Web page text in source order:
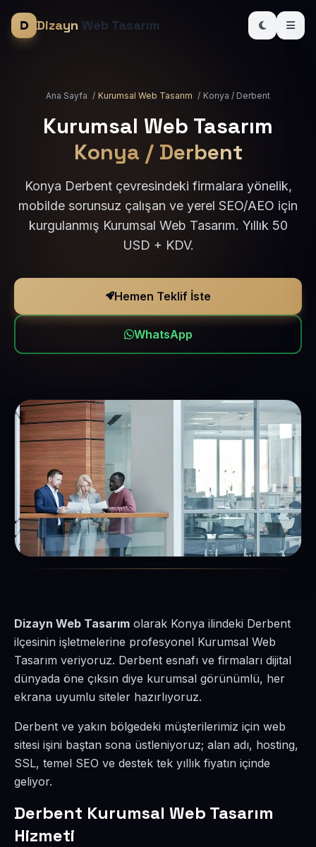
Dizayn Web Tasarım
Ana Sayfa / Kurumsal Web Tasarım / Konya / Derbent
Kurumsal Web Tasarım
Konya / Derbent
Konya Derbent çevresindeki firmalara yönelik,
mobilde sorunsuz çalışan ve yerel SEO/AEO için
kurgulanmış Kurumsal Web Tasarım. Yıllık 50
USD + KDV.
Hemen Teklif İste
WhatsApp
Dizayn Web Tasarım olarak Konya ilindeki Derbent
ilçesinin işletmelerine profesyonel Kurumsal Web
Tasarım veriyoruz. Derbent esnafı ve firmaları dijital
dünyada öne çıksın diye kurumsal görünümlü, her
ekrana uyumlu siteler hazırlıyoruz.
Derbent ve yakın bölgedeki müşterilerimiz için web
sitesi işini baştan sona üstleniyoruz; alan adı, hosting,
SSL, temel SEO ve destek tek yıllık fiyatın içinde
geliyor.
Derbent Kurumsal Web Tasarım
Hizmeti